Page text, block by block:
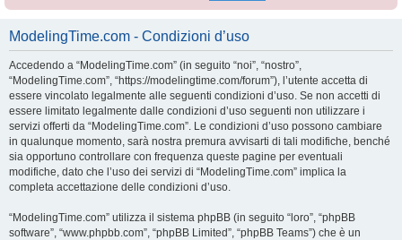
ModelingTime.com - Condizioni d’uso
Accedendo a “ModelingTime.com” (in seguito “noi”, “nostro”,
“ModelingTime.com”, “https://modelingtime.com/forum”), l’utente accetta di
essere vincolato legalmente alle seguenti condizioni d’uso. Se non accetti di
essere limitato legalmente dalle condizioni d’uso seguenti non utilizzare i
servizi offerti da “ModelingTime.com”. Le condizioni d’uso possono cambiare
in qualunque momento, sarà nostra premura avvisarti di tali modifiche, benché
sia opportuno controllare con frequenza queste pagine per eventuali
modifiche, dato che l’uso dei servizi di “ModelingTime.com” implica la
completa accettazione delle condizioni d’uso.
“ModelingTime.com” utilizza il sistema phpBB (in seguito “loro”, “phpBB
software”, “www.phpbb.com”, “phpBB Limited”, “phpBB Teams”) che è un